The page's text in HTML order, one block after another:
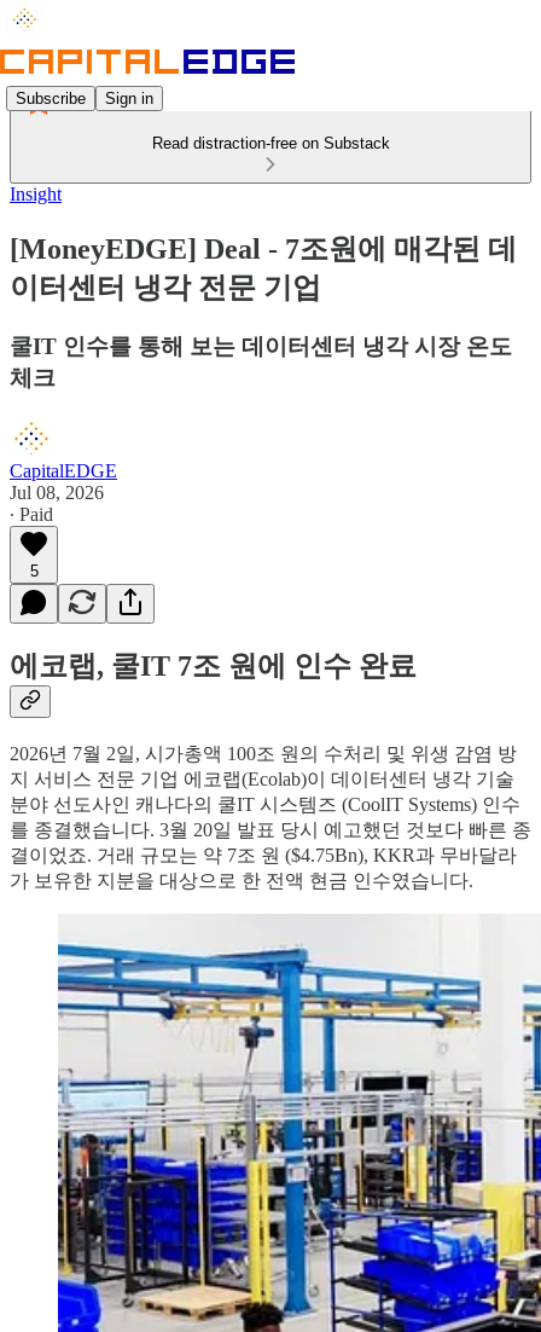
Subscribe Sign in
Read distraction-free on Substack
Insight
[MoneyEDGE] Deal - 7조원에 매각된 데
이터센터 냉각 전문 기업
쿨IT 인수를 통해 보는 데이터센터 냉각 시장 온도
체크
CapitalEDGE
Jul 08, 2026
∙ Paid
5
에코랩, 쿨IT 7조 원에 인수 완료
2026년 7월 2일, 시가총액 100조 원의 수처리 및 위생 감염 방
지 서비스 전문 기업 에코랩(Ecolab)이 데이터센터 냉각 기술
분야 선도사인 캐나다의 쿨IT 시스템즈 (CoolIT Systems) 인수
를 종결했습니다. 3월 20일 발표 당시 예고했던 것보다 빠른 종
결이었죠. 거래 규모는 약 7조 원 ($4.75Bn), KKR과 무바달라
가 보유한 지분을 대상으로 한 전액 현금 인수였습니다.